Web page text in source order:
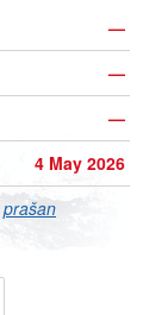
—
—
—
4 May 2026
prašan